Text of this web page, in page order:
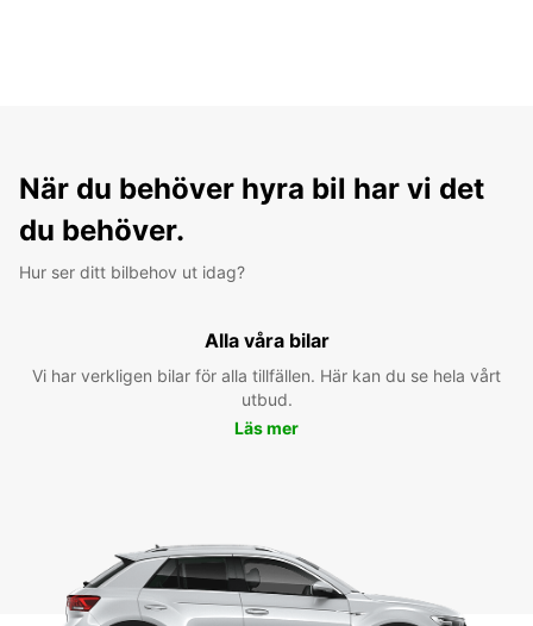
När du behöver hyra bil har vi det
du behöver.
Hur ser ditt bilbehov ut idag?
Alla våra bilar
Vi har verkligen bilar för alla tillfällen. Här kan du se hela vårt
utbud.
Läs mer